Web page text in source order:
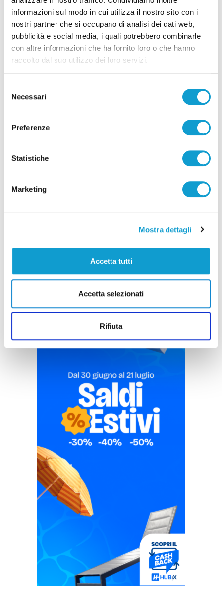
informazioni sul modo in cui utilizza il nostro sito con i
nostri partner che si occupano di analisi dei dati web,
pubblicità e social media, i quali potrebbero combinarle
con altre informazioni che ha fornito loro o che hanno
raccolto dal suo utilizzo dei loro servizi.
delNecessari
Preferenze
Statistiche
Marketing
Mostra dettagli
Accetta tutti
Accetta selezionati
Rifiuta
notte di Colonnella
Pubblicità